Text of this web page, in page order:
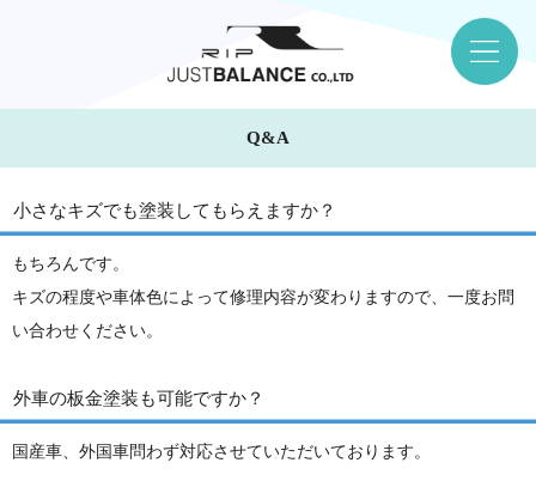
Q&A
小さなキズでも塗装してもらえますか？
もちろんです。
キズの程度や車体色によって修理内容が変わりますので、一度お問
い合わせください。
外車の板金塗装も可能ですか？
国産車、外国車問わず対応させていただいております。